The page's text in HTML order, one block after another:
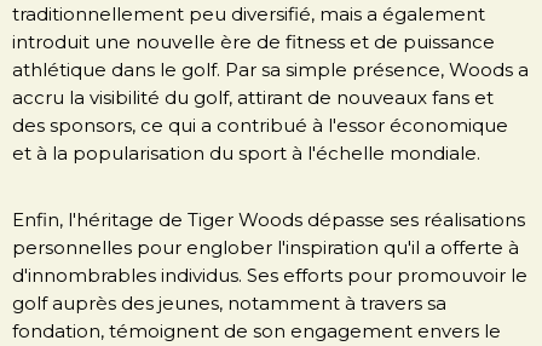
traditionnellement peu diversifié, mais a également
introduit une nouvelle ère de fitness et de puissance
athlétique dans le golf. Par sa simple présence, Woods a
accru la visibilité du golf, attirant de nouveaux fans et
des sponsors, ce qui a contribué à l'essor économique
et à la popularisation du sport à l'échelle mondiale.
Enfin, l'héritage de Tiger Woods dépasse ses réalisations
personnelles pour englober l'inspiration qu'il a offerte à
d'innombrables individus. Ses efforts pour promouvoir le
golf auprès des jeunes, notamment à travers sa
fondation, témoignent de son engagement envers le